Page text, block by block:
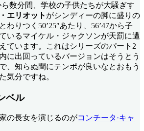
ら数分間、学校の子供たちが大騒ぎす
エリオット がシンディーの脚に盛りの
わりつく50’25″あたり、56’47から子
いるマイケル・ジャクソンが天罰に遭
ています。これはシリーズのパート2
に出回っているバージョンはそうとう
、知らぬ間にテンポが良いなとおもう
気分ですね。
ベル
の長女を演じるのがコンチータ·キャ